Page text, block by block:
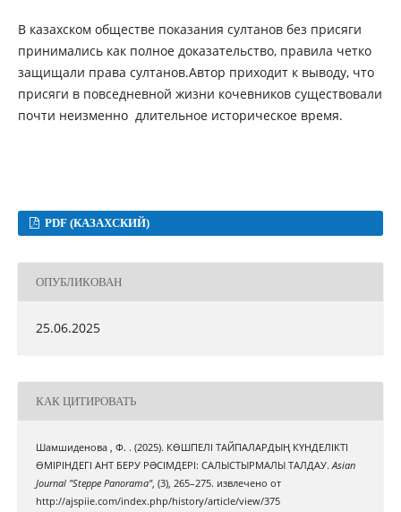
В казахском обществе показания султанов без присяги
принимались как полное доказательство, правила четко
защищали права султанов.Автор приходит к выводу, что
присяги в повседневной жизни кочевников существовали
почти неизменно длительное историческое время.
PDF (КАЗАХСКИЙ)
ОПУБЛИКОВАН
25.06.2025
КАК ЦИТИРОВАТЬ
Шамшиденова , Ф. . (2025). КӨШПЕЛІ ТАЙПАЛАРДЫҢ КҮНДЕЛІКТІ
ӨМІРІНДЕГІ АНТ БЕРУ РƏСІМДЕРІ: САЛЫСТЫРМАЛЫ ТАЛДАУ.Asian
Journal "Steppe Panorama", (3), 265–275. извлечено от
http://ajspiie.com/index.php/history/article/view/375